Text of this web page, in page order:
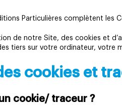
Particulières complètent les
de notre Site, des cookies et
tiers sur votre ordinateur, votre
cookies et
cookie/ traceur ?